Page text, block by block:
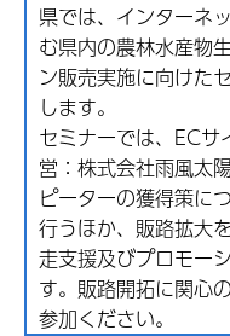
県では、インターネ
む県内の農林水産物
ン販売実施に向けた
します。
セミナーでは、EC
営：株式会社雨風太
ピーターの獲得策に
行うほか、販路拡大
走支援及びプロモー
す。販路開拓に関心
参加ください。